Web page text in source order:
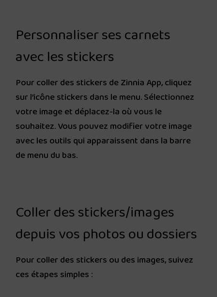
Personnaliser ses carnets
avec les stickers
Pour coller des stickers de Zinnia App, cliquez
sur l’icône stickers dans le menu. Sélectionnez
votre image et déplacez-la où vous le
souhaitez. Vous pouvez modifier votre image
avec les outils qui apparaissent dans la barre
de menu du bas.
Coller des stickers/images
depuis vos photos ou dossiers
Pour coller des stickers ou des images, suivez
ces étapes simples :